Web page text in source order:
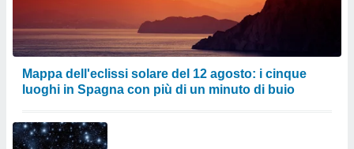
Mappa dell'eclissi solare del 12 agosto: i cinque
luoghi in Spagna con più di un minuto di buio